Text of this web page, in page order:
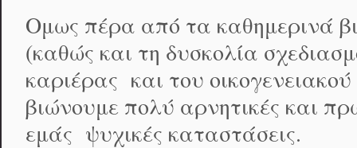
Ομως πέρα από τα καθημερινά
(καθώς και τη δυσκολία
καριέρας και του
βιώνουμε πολύ αρνητικές και
εμάς ψυχικές καταστάσεις.